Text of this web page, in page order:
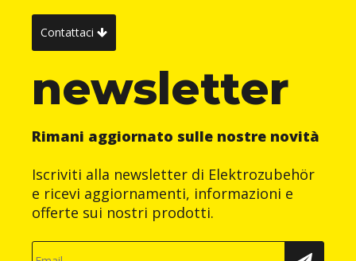
Contattaci
newsletter
Rimani aggiornato sulle nostre novità
Iscriviti alla newsletter di Elektrozubehör
e ricevi aggiornamenti, informazioni e
offerte sui nostri prodotti.